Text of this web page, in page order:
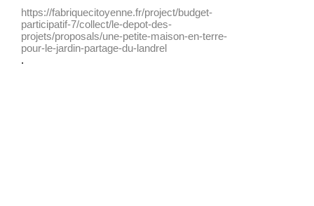
https://fabriquecitoyenne.fr/project/budget-
participatif-7/collect/le-depot-des-
projets/proposals/une-petite-maison-en-terre-
pour-le-jardin-partage-du-landrel
.